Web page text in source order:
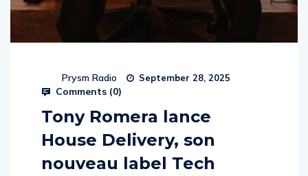
Prysm Radio September 28, 2025
Comments (0)
Tony Romera lance
House Delivery, son
nouveau label Tech